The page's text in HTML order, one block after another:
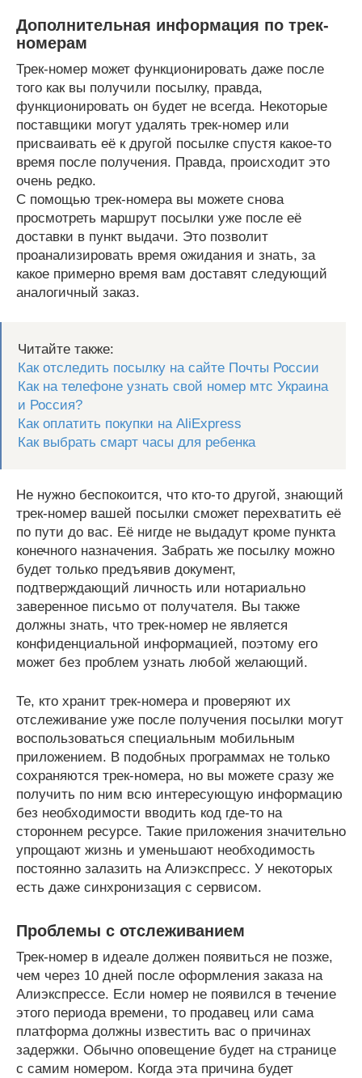
Дополнительная информация по трек-
номерам
Трек-номер может функционировать даже после
того как вы получили посылку, правда,
функционировать он будет не всегда. Некоторые
поставщики могут удалять трек-номер или
присваивать её к другой посылке спустя какое-то
время после получения. Правда, происходит это
очень редко.
С помощью трек-номера вы можете снова
просмотреть маршрут посылки уже после её
доставки в пункт выдачи. Это позволит
проанализировать время ожидания и знать, за
какое примерно время вам доставят следующий
аналогичный заказ.
Читайте также:
Как отследить посылку на сайте Почты России
Как на телефоне узнать свой номер мтс Украина
и Россия?
Как оплатить покупки на AliExpress
Как выбрать смарт часы для ребенка
Не нужно беспокоится, что кто-то другой, знающий
трек-номер вашей посылки сможет перехватить её
по пути до вас. Её нигде не выдадут кроме пункта
конечного назначения. Забрать же посылку можно
будет только предъявив документ,
подтверждающий личность или нотариально
заверенное письмо от получателя. Вы также
должны знать, что трек-номер не является
конфиденциальной информацией, поэтому его
может без проблем узнать любой желающий.
Те, кто хранит трек-номера и проверяют их
отслеживание уже после получения посылки могут
воспользоваться специальным мобильным
приложением. В подобных программах не только
сохраняются трек-номера, но вы можете сразу же
получить по ним всю интересующую информацию
без необходимости вводить код где-то на
стороннем ресурсе. Такие приложения значительно
упрощают жизнь и уменьшают необходимость
постоянно залазить на Алиэкспресс. У некоторых
есть даже синхронизация с сервисом.
Проблемы с отслеживанием
Трек-номер в идеале должен появиться не позже,
чем через 10 дней после оформления заказа на
Алиэкспрессе. Если номер не появился в течение
этого периода времени, то продавец или сама
платформа должны известить вас о причинах
задержки. Обычно оповещение будет на странице
с самим номером. Когда эта причина будет